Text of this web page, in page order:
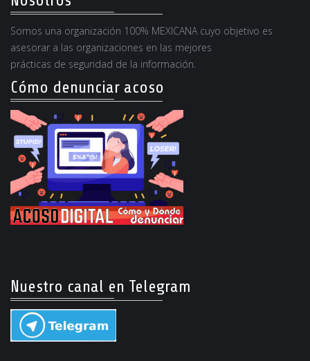
Somos una organización 100% MEXICANA cuyo objetivo es
asesorar a las organizaciones en las mejores
prácticas de seguridad de la información.
Cómo denunciar acoso
Nuestro canal en Telegram